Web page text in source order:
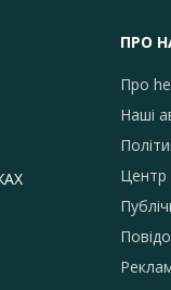
ПРО
Про
Наші
Центр